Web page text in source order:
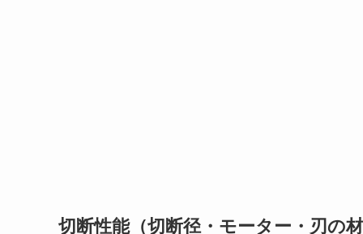
切断性能（切断径・モーター・刃の